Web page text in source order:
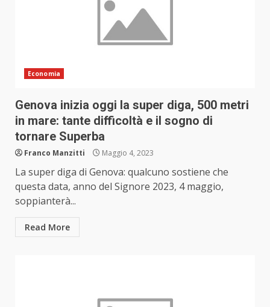
Economia
Genova inizia oggi la super diga, 500 metri
in mare: tante difficoltà e il sogno di
tornare Superba
Franco Manzitti Maggio 4, 2023
La super diga di Genova: qualcuno sostiene che
questa data, anno del Signore 2023, 4 maggio,
soppianterà...
Read More